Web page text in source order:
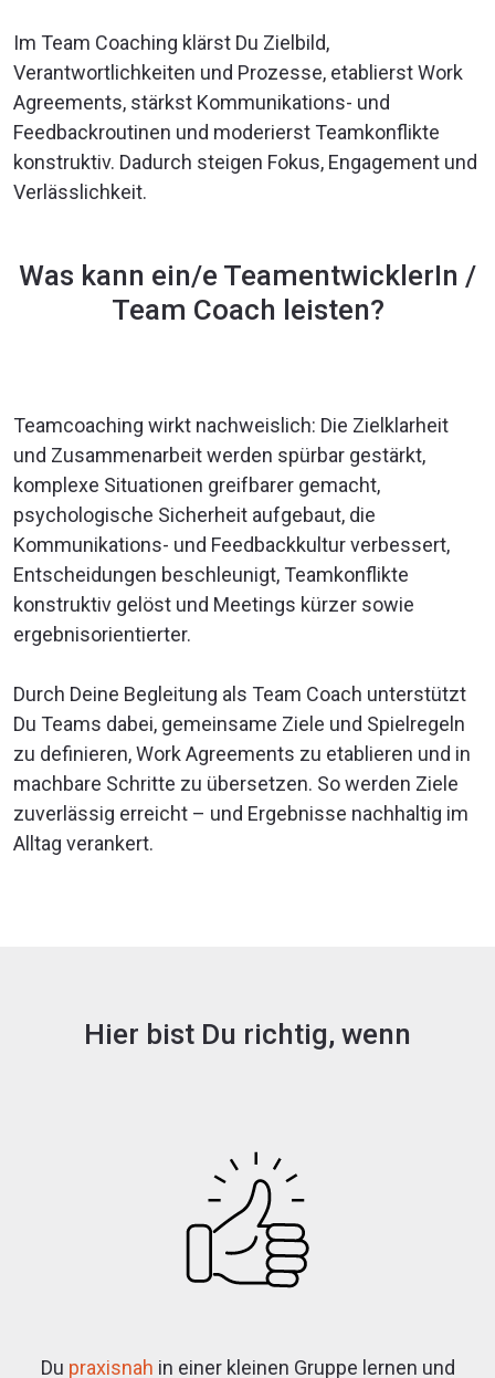
Im Team Coaching klärst Du Zielbild,
Verantwortlichkeiten und Prozesse, etablierst Work
Agreements, stärkst Kommunikations- und
Feedbackroutinen und moderierst Teamkonflikte
konstruktiv. Dadurch steigen Fokus, Engagement und
Verlässlichkeit.
Was kann ein/e TeamentwicklerIn /
Team Coach leisten?
Teamcoaching wirkt nachweislich: Die Zielklarheit
und Zusammenarbeit werden spürbar gestärkt,
komplexe Situationen greifbarer gemacht,
psychologische Sicherheit aufgebaut, die
Kommunikations- und Feedbackkultur verbessert,
Entscheidungen beschleunigt, Teamkonflikte
konstruktiv gelöst und Meetings kürzer sowie
ergebnisorientierter.
Durch Deine Begleitung als Team Coach unterstützt
Du Teams dabei, gemeinsame Ziele und Spielregeln
zu definieren, Work Agreements zu etablieren und in
machbare Schritte zu übersetzen. So werden Ziele
zuverlässig erreicht – und Ergebnisse nachhaltig im
Alltag verankert.
Hier bist Du richtig, wenn
Du praxisnah in einer kleinen Gruppe lernen und